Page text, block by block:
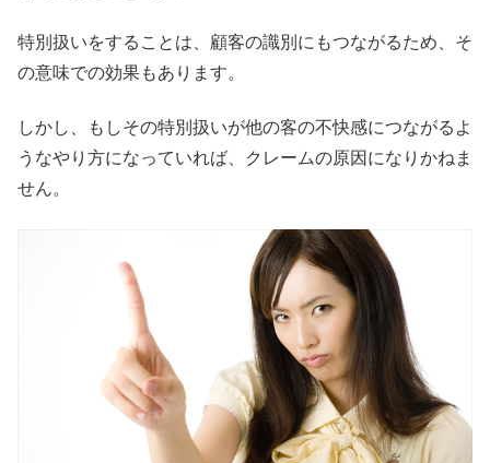
特別扱いをすることは、顧客の識別にもつながるため、そ
の意味での効果もあります。
しかし、もしその特別扱いが他の客の不快感につながるよ
うなやり方になっていれば、クレームの原因になりかねま
せん。